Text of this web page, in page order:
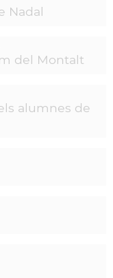
Nadal
del Montalt
alumnes de